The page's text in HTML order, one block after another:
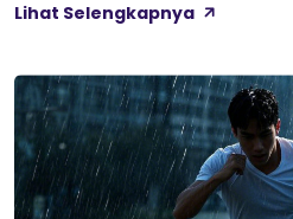
California, festival ini
dari berbagai genre—mulai dari
Lihat Selengkapnya